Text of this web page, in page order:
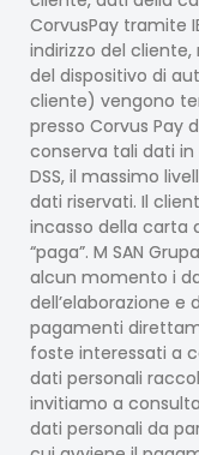
CorvusPay tramite
indirizzo del cliente,
del dispositivo di
cliente) vengono
presso Corvus Pay
conserva tali dati
DSS, il massimo
dati riservati. Il
incasso della carta
“paga”. M SAN
alcun momento i
dell’elaborazione e
pagamenti
foste interessati a
dati personali
invitiamo a
dati personali da